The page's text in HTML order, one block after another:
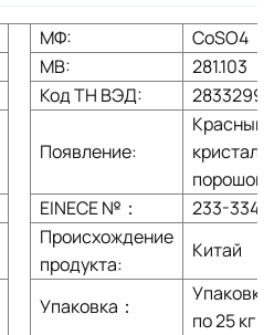
МФ:
CoSO4
МВ:
281.103
Код ТН ВЭД:
Появление:
Красный
порошок
EINECE №：
233-334-
Происхождение
продукта:
Китай
Упаковка：
по 25 кг